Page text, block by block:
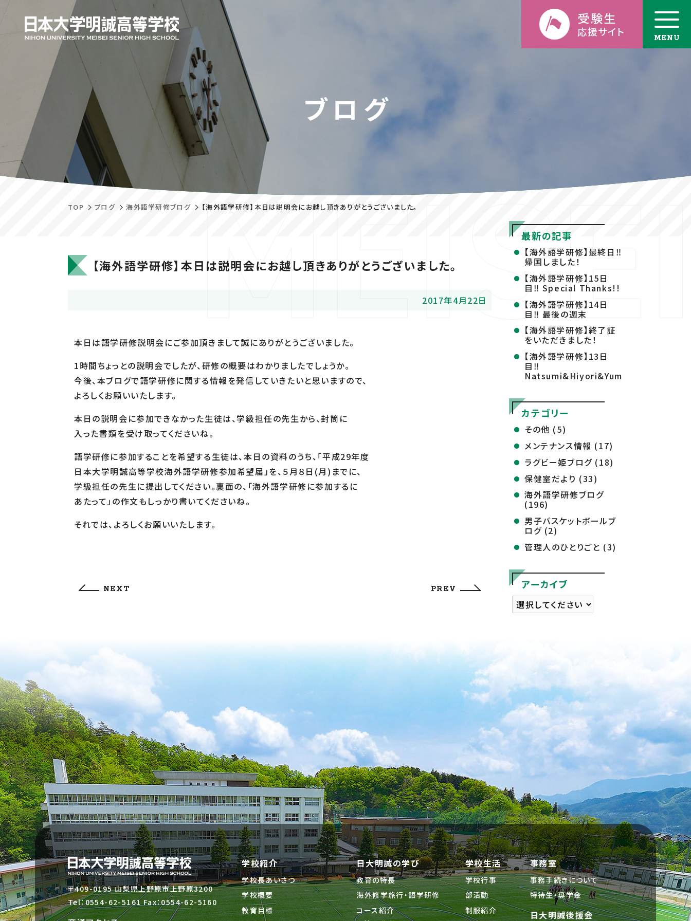
受験生
応援サイト
ブログ
TOP ブログ 海外語学研修ブログ 【海外語学研修】本日は説明会にお越し頂きありがとうございました。
【海外語学研修】本日は説明会にお越し頂きありがとうございました。
2017年4月22日
本日は語学研修説明会にご参加頂きまして誠にありがとうございました。
1時間ちょっとの説明会でしたが、研修の概要はわかりましたでしょうか。
今後、本ブログで語学研修に関する情報を発信していきたいと思いますので、
よろしくお願いいたします。
本日の説明会に参加できなかった生徒は、学級担任の先生から、封筒に
入った書類を受け取ってくださいね。
語学研修に参加することを希望する生徒は、本日の資料のうち、「平成29年度
日本大学明誠高等学校海外語学研修参加希望届」を、５月８日(月)までに、
学級担任の先生に提出してください。裏面の、「海外語学研修に参加するに
あたって」の作文もしっかり書いてくださいね。
それでは、よろしくお願いいたします。
PREV
NEXT
最新の記事
【海外語学研修】最終日‼
帰国しました！
【海外語学研修】15日
目‼ Special Thanks!!
【海外語学研修】14日
目‼ 最後の週末
【海外語学研修】終了証
をいただきました！
【海外語学研修】13日
目‼
Natsumi&Hiyori&Yuma&Yusuke
カテゴリー
その他 (5)
メンテナンス情報 (17)
ラグビー姫ブログ (18)
保健室だより (33)
海外語学研修ブログ
(196)
男子バスケットボールブ
ログ (2)
管理人のひとりごと (3)
アーカイブ
〒409-0195 山梨県上野原市上野原3200
Tel：0554-62-5161Fax：0554-62-5160
学校紹介
学校長あいさつ
学校概要
教育目標
日大明誠の学び
教育の特長
海外修学旅行・語学研修
コース紹介
学校生活
学校行事
部活動
制服紹介
事務室
事務手続きについて
特待生・奨学金
日大明誠後援会